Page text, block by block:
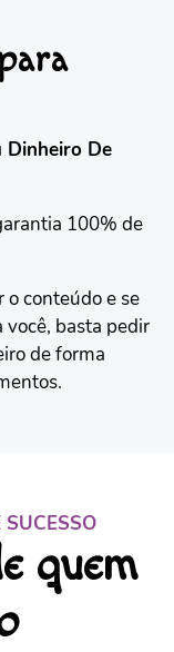
Dinheiro De
100% de
o conteúdo e se
você, basta pedir
de forma
quem